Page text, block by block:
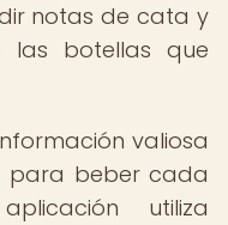
notas de cata y
las botellas que
valiosa
para beber cada
utiliza